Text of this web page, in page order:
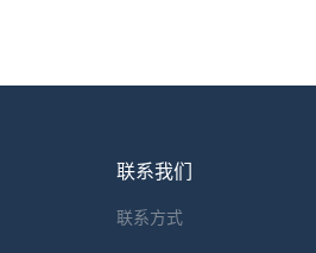
联系我们
联系方式